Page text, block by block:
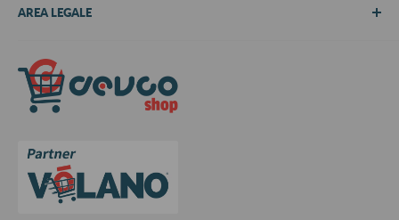
Metodi di pagamento
Richiedi preventivo
Contattaci
AREA LEGALE
Informativa su resi e rimborsi
Privacy Policy
Aggiorna le preferenze sui cookie